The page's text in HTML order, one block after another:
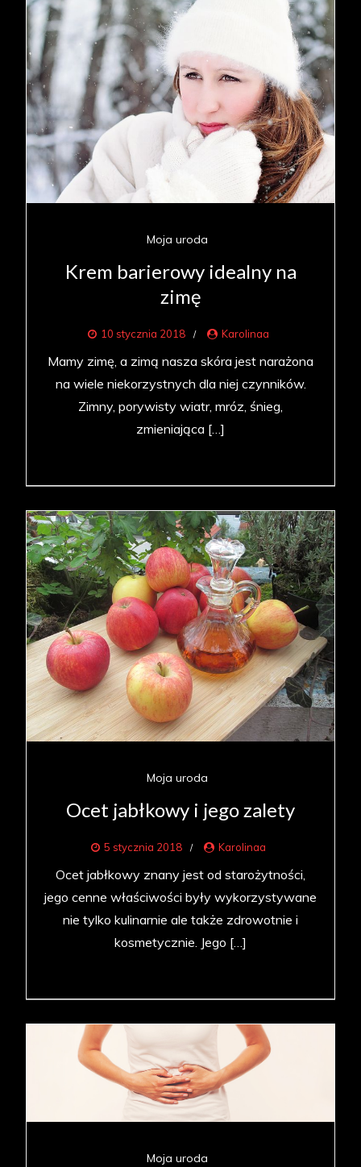
Moja uroda
Krem barierowy idealny na
zimę
10 stycznia 2018 Karolinaa
Mamy zimę, a zimą nasza skóra jest narażona
na wiele niekorzystnych dla niej czynników.
Zimny, porywisty wiatr, mróz, śnieg,
zmieniająca […]
Moja uroda
Ocet jabłkowy i jego zalety
5 stycznia 2018 Karolinaa
Ocet jabłkowy znany jest od starożytności,
jego cenne właściwości były wykorzystywane
nie tylko kulinarnie ale także zdrowotnie i
kosmetycznie. Jego […]
Moja uroda